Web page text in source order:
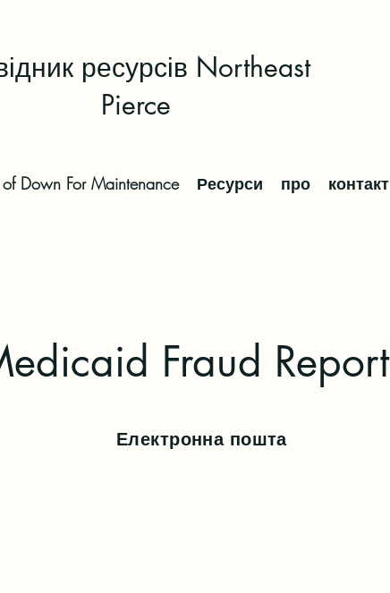
ресурсів Northeast
Pierce
Down For Maintenance Ресурси про контакт
Fraud Report
Електронна пошта